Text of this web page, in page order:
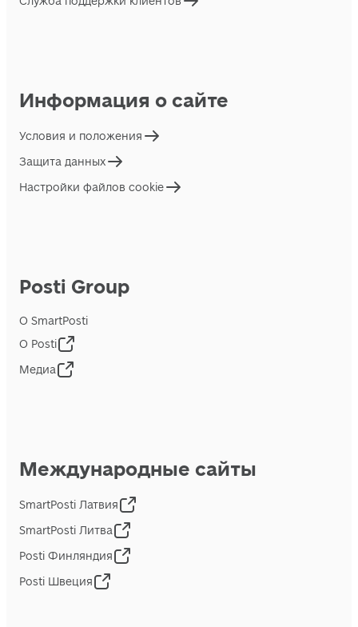
Информация о сайте
Условия и положения
Защита данных
Настройки файлов cookie
Posti Group
О SmartPosti
О Posti
Медиа
Международные сайты
SmartPosti Латвия
SmartPosti Литва
Posti Финляндия
Posti Швеция